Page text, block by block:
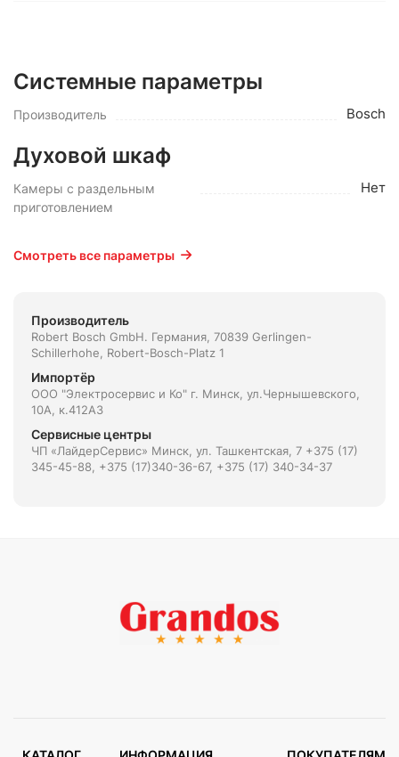
Системные параметры
Производитель Bosch
Духовой шкаф
Камеры с раздельным
приготовлением
Нет
Смотреть все параметры
Производитель
Robert Bosch GmbH. Германия, 70839 Gerlingen-
Schillerhohe, Robert-Bosch-Platz 1
Импортёр
ООО "Электросервис и Ко" г. Минск, ул.Чернышевского,
10А, к.412АЗ
Сервисные центры
ЧП «ЛайдерСервис» Минск, ул. Ташкентская, 7 +375 (17)
345-45-88, +375 (17)340-36-67, +375 (17) 340-34-37